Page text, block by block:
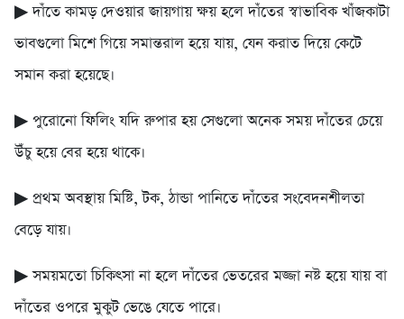
▶ দাঁতে কামড় দেওয়ার জায়গায় ক্ষয় হলে দাঁতের স্বাভাবিক খাঁজকাটা
ভাবগুলো মিশে গিয়ে সমান্তরাল হয়ে যায়, যেন করাত দিয়ে কেটে
সমান করা হয়েছে।
▶ পুরোনো ফিলিং যদি রুপার হয় সেগুলো অনেক সময় দাঁতের চেয়ে
উঁচু হয়ে বের হয়ে থাকে।
▶ প্রথম অবস্থায় মিষ্টি, টক, ঠান্ডা পানিতে দাঁতের সংবেদনশীলতা
বেড়ে যায়।
▶ সময়মতো চিকিৎসা না হলে দাঁতের ভেতরের মজ্জা নষ্ট হয়ে যায় বা
দাঁতের ওপরে মুকুট ভেঙে যেতে পারে।